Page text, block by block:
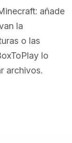
añade
la
o las
lo
archivos.